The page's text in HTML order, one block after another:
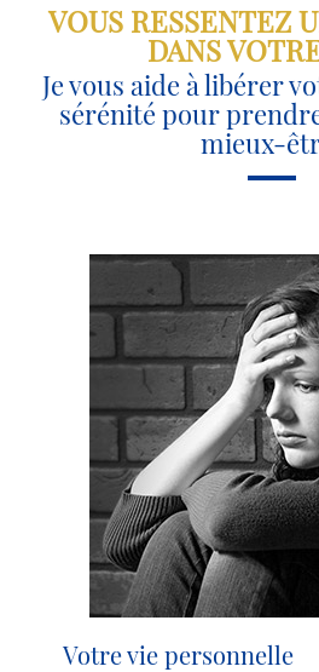
VOUS RESSENTEZ
DANS
Je vous aide à libérer
sérénité pour
mieux-
Votre vie personnelle